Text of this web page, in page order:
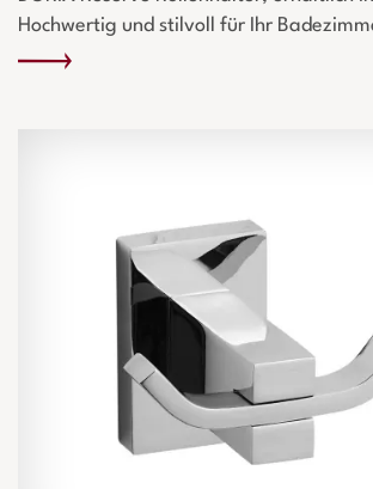
Hochwertig und stilvoll für Ihr